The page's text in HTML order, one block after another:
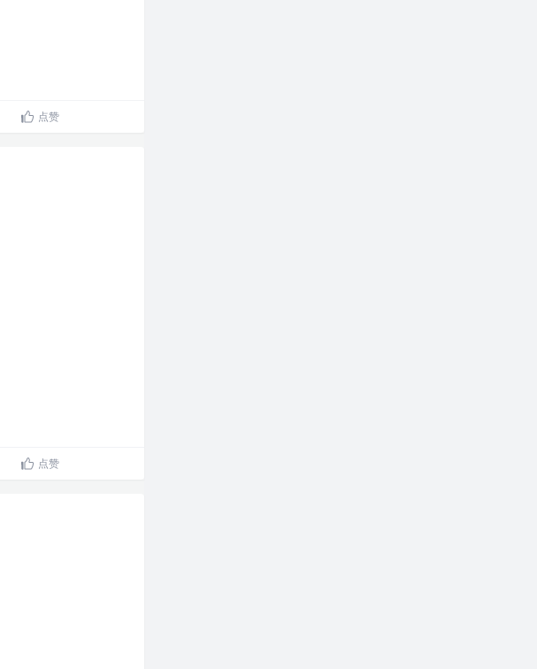
点赞
点赞